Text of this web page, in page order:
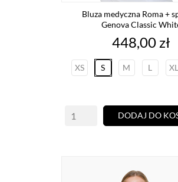
Bluza medyczna Roma +
Genova Classic
Cena
448,00 zł
XS S M L XL
DODAJ DO